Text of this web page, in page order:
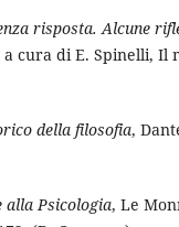
risposta. Alcune
a cura di E. Spinelli, Il
della filosofia,
alla Psicologia, Le